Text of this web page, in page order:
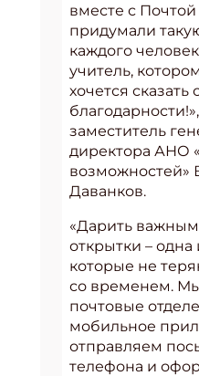
вместе с
придумали
каждого
учитель,
хочется сказать
заместитель
директора АНО
возможностей»
Даванков.
«Дарить
открытки – одна
которые не
со временем.
почтовые
мобильное
отправляем
телефона и